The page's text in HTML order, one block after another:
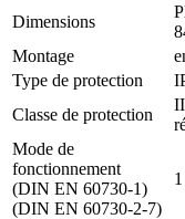
Dimensions
Montage
Type de protection
Classe de protection
Mode de
fonctionnement
(DIN EN 60730-1)
(DIN EN 60730-2-7)